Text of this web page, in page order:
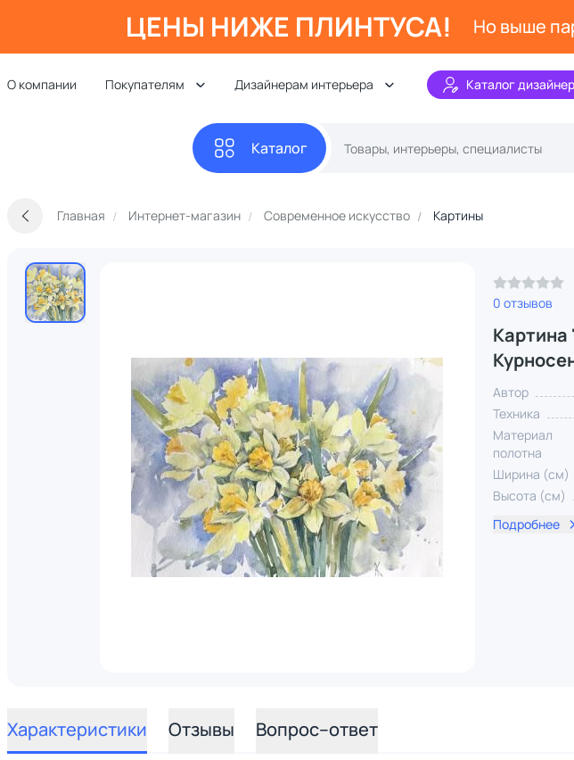
ЦЕНЫ НИЖЕ ПЛИНТУСА! Но выше
О компании Покупателям Дизайнерам интерьера Каталог
Каталог
Главная Интернет-магазин Современное искусство Картины
0 отзывов
Автор
Техника
Материал
полотна
Ширина (см)
Высота (см)
Подробнее
Характеристики Отзывы Вопрос–ответ